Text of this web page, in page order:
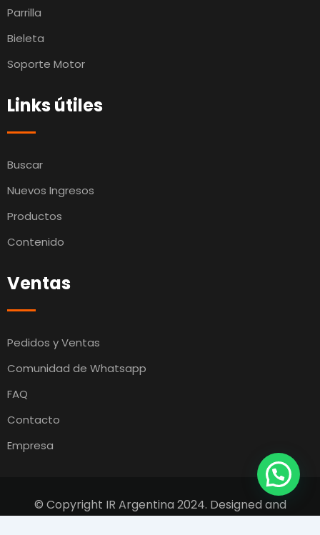
Parrilla
Bieleta
Soporte Motor
Links útiles
Buscar
Nuevos Ingresos
Productos
Contenido
Ventas
Pedidos y Ventas
Comunidad de Whatsapp
FAQ
Contacto
Empresa
© Copyright IR Argentina 2024. Designed and